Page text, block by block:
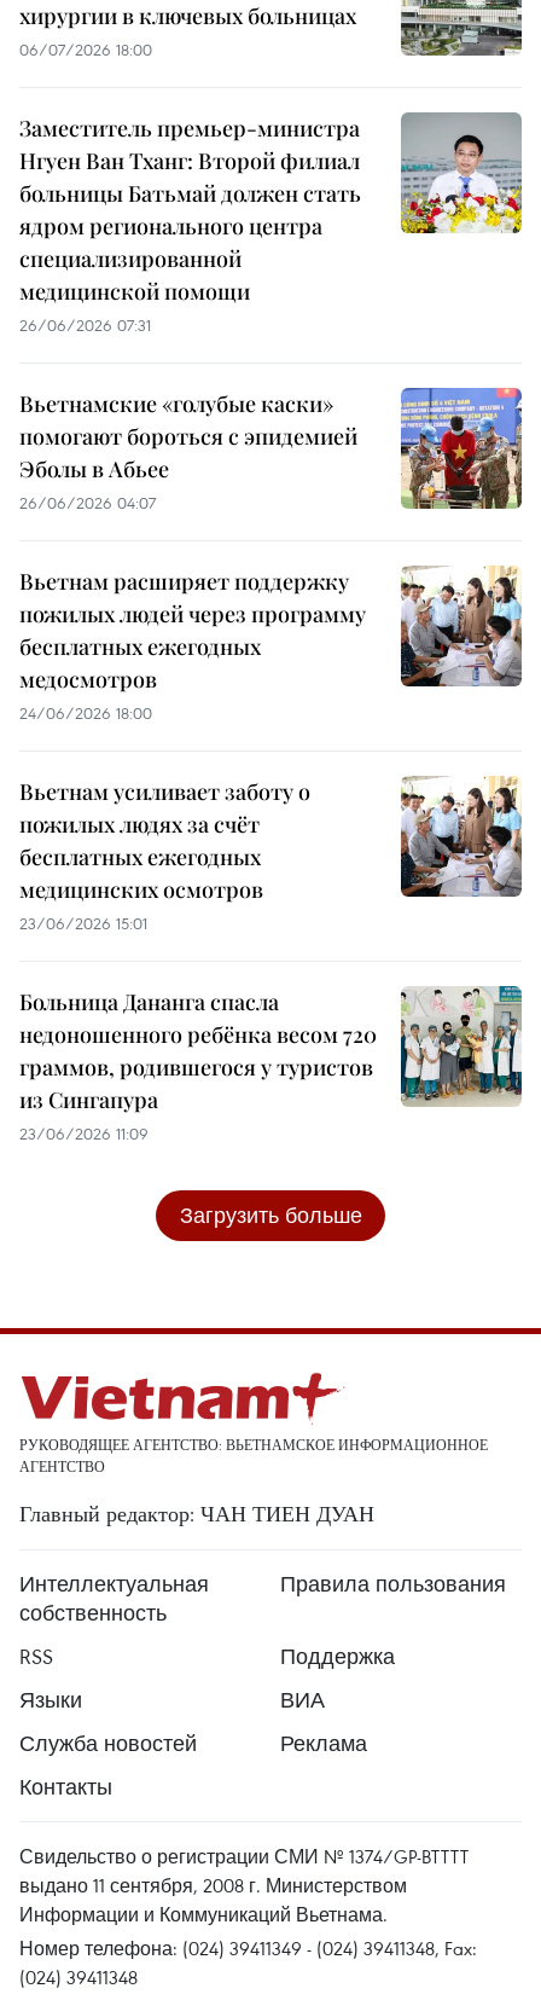
хирургии в ключевых больницах
06/07/2026 18:00
Заместитель премьер-министра
Нгуен Ван Тханг: Второй филиал
больницы Батьмай должен стать
ядром регионального центра
специализированной
медицинской помощи
26/06/2026 07:31
Вьетнамские «голубые каски»
помогают бороться с эпидемией
Эболы в Абьее
26/06/2026 04:07
Вьетнам расширяет поддержку
пожилых людей через программу
бесплатных ежегодных
медосмотров
24/06/2026 18:00
Вьетнам усиливает заботу о
пожилых людях за счёт
бесплатных ежегодных
медицинских осмотров
23/06/2026 15:01
Больница Дананга спасла
недоношенного ребёнка весом 720
граммов, родившегося у туристов
из Сингапура
23/06/2026 11:09
Загрузить больше
РУКОВОДЯЩЕЕ АГЕНТСТВО: ВЬЕТНАМСКОЕ ИНФОРМАЦИОННОЕ
АГЕНТСТВО
Главный редактор: ЧАН ТИЕН ДУАН
Интеллектуальная
собственность
Правила пользования
RSS
Поддержка
Языки
ВИА
Служба новостей
Реклама
Контакты
Свидельство о регистрации СМИ № 1374/GP-BTTTT
выдано 11 сентября, 2008 г. Министерством
Информации и Коммуникаций Вьетнама.
Номер телефона: (024) 39411349 - (024) 39411348, Fax:
(024) 39411348